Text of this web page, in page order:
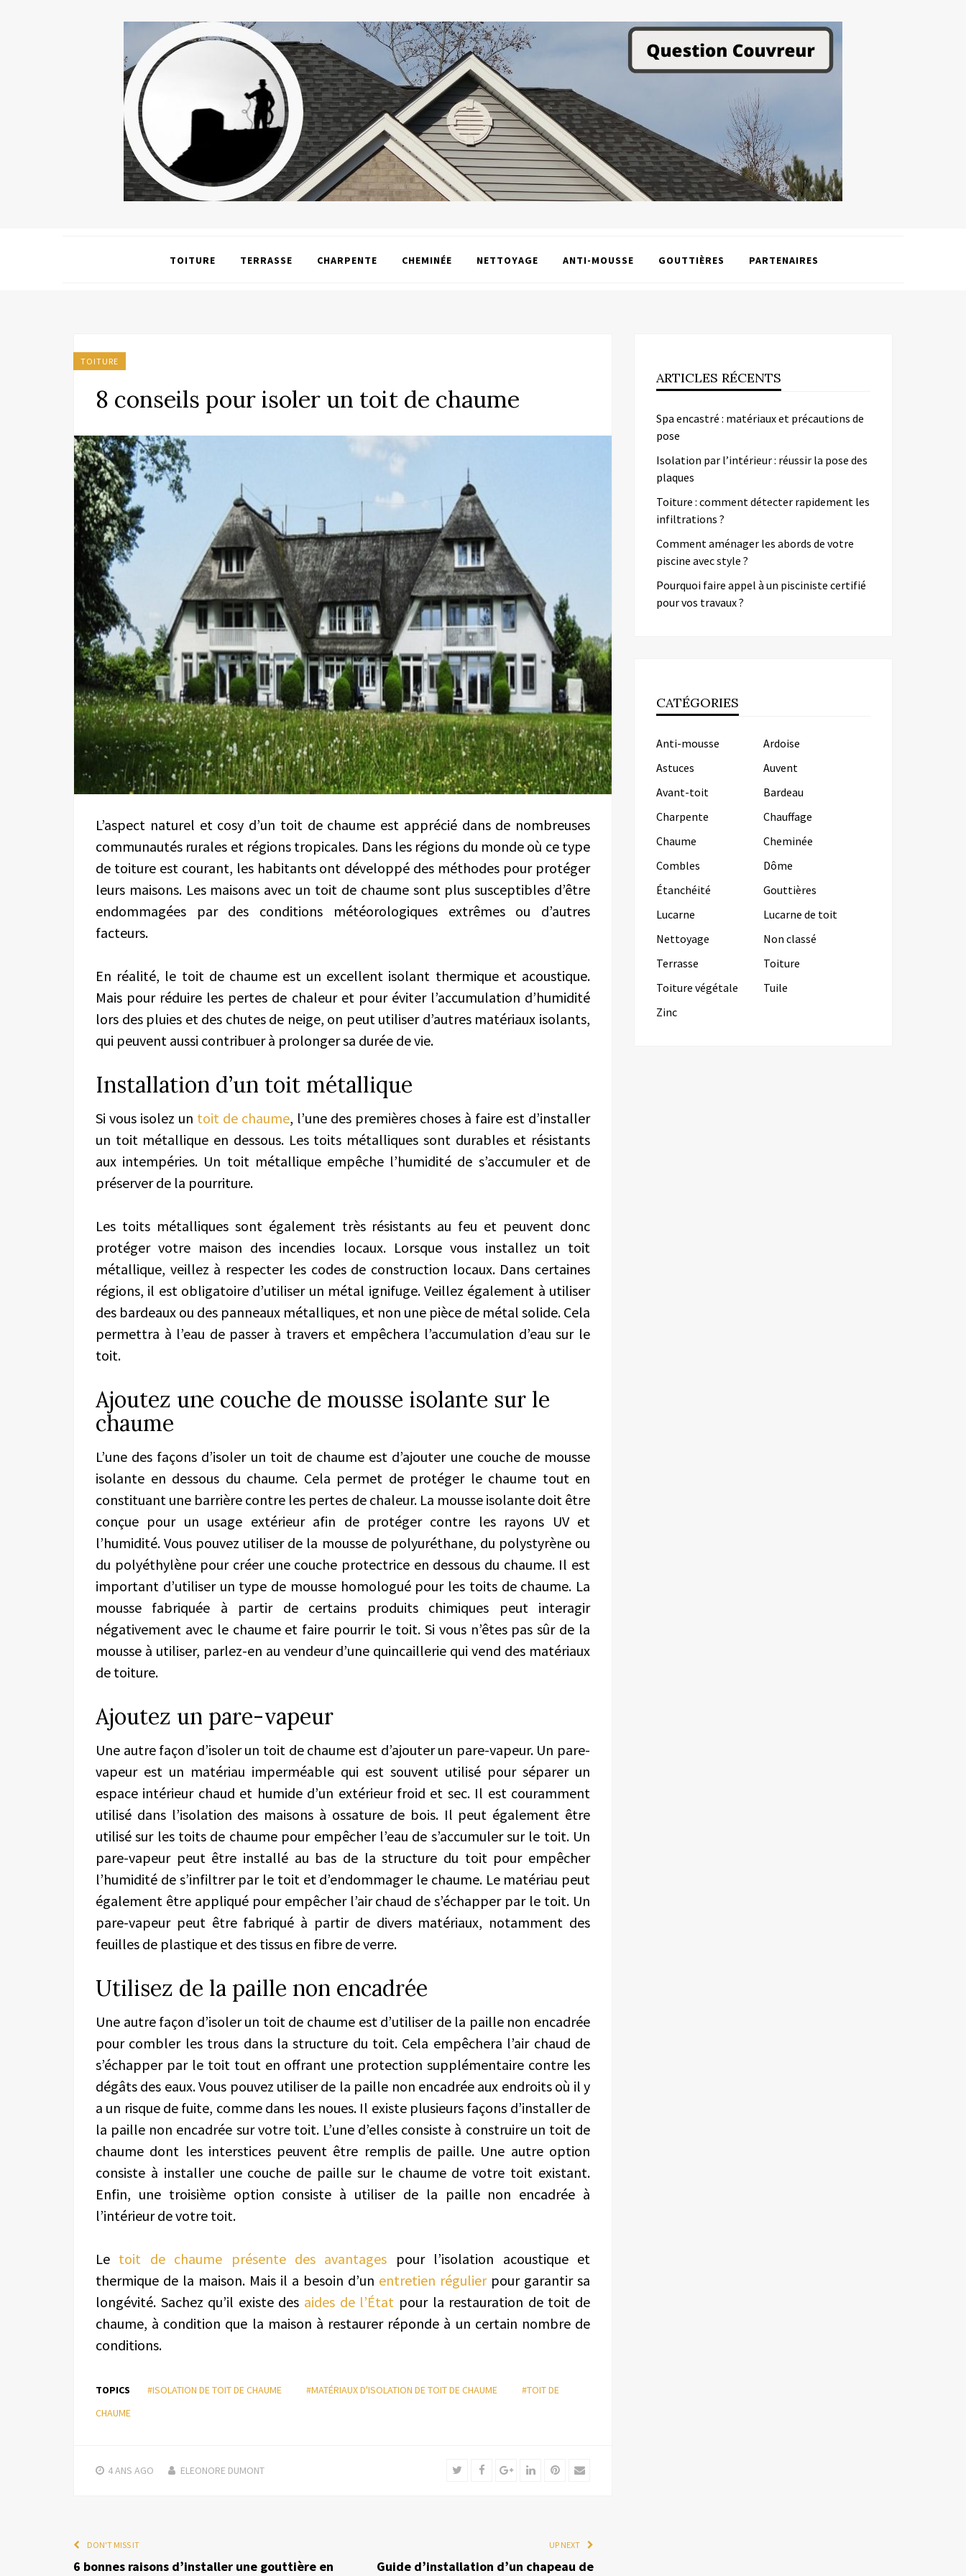
TOITURE TERRASSE CHARPENTE CHEMINÉE NETTOYAGE ANTI-MOUSSE GOUTTIÈRES PARTENAIRES
TOITURE
8 conseils pour isoler un toit de chaume
L’aspect naturel et cosy d’un toit de chaume est apprécié dans de nombreuses
communautés rurales et régions tropicales. Dans les régions du monde où ce type
de toiture est courant, les habitants ont développé des méthodes pour protéger
leurs maisons. Les maisons avec un toit de chaume sont plus susceptibles d’être
endommagées par des conditions météorologiques extrêmes ou d’autres
facteurs.
En réalité, le toit de chaume est un excellent isolant thermique et acoustique.
Mais pour réduire les pertes de chaleur et pour éviter l’accumulation d’humidité
lors des pluies et des chutes de neige, on peut utiliser d’autres matériaux isolants,
qui peuvent aussi contribuer à prolonger sa durée de vie.
Installation d’un toit métallique
Si vous isolez un toit de chaume, l’une des premières choses à faire est d’installer
un toit métallique en dessous. Les toits métalliques sont durables et résistants
aux intempéries. Un toit métallique empêche l’humidité de s’accumuler et de
préserver de la pourriture.
Les toits métalliques sont également très résistants au feu et peuvent donc
protéger votre maison des incendies locaux. Lorsque vous installez un toit
métallique, veillez à respecter les codes de construction locaux. Dans certaines
régions, il est obligatoire d’utiliser un métal ignifuge. Veillez également à utiliser
des bardeaux ou des panneaux métalliques, et non une pièce de métal solide. Cela
permettra à l’eau de passer à travers et empêchera l’accumulation d’eau sur le
toit.
Ajoutez une couche de mousse isolante sur le
chaume
L’une des façons d’isoler un toit de chaume est d’ajouter une couche de mousse
isolante en dessous du chaume. Cela permet de protéger le chaume tout en
constituant une barrière contre les pertes de chaleur. La mousse isolante doit être
conçue pour un usage extérieur afin de protéger contre les rayons UV et
l’humidité. Vous pouvez utiliser de la mousse de polyuréthane, du polystyrène ou
du polyéthylène pour créer une couche protectrice en dessous du chaume. Il est
important d’utiliser un type de mousse homologué pour les toits de chaume. La
mousse fabriquée à partir de certains produits chimiques peut interagir
négativement avec le chaume et faire pourrir le toit. Si vous n’êtes pas sûr de la
mousse à utiliser, parlez-en au vendeur d’une quincaillerie qui vend des matériaux
de toiture.
Ajoutez un pare-vapeur
Une autre façon d’isoler un toit de chaume est d’ajouter un pare-vapeur. Un pare-
vapeur est un matériau imperméable qui est souvent utilisé pour séparer un
espace intérieur chaud et humide d’un extérieur froid et sec. Il est couramment
utilisé dans l’isolation des maisons à ossature de bois. Il peut également être
utilisé sur les toits de chaume pour empêcher l’eau de s’accumuler sur le toit. Un
pare-vapeur peut être installé au bas de la structure du toit pour empêcher
l’humidité de s’infiltrer par le toit et d’endommager le chaume. Le matériau peut
également être appliqué pour empêcher l’air chaud de s’échapper par le toit. Un
pare-vapeur peut être fabriqué à partir de divers matériaux, notamment des
feuilles de plastique et des tissus en fibre de verre.
Utilisez de la paille non encadrée
Une autre façon d’isoler un toit de chaume est d’utiliser de la paille non encadrée
pour combler les trous dans la structure du toit. Cela empêchera l’air chaud de
s’échapper par le toit tout en offrant une protection supplémentaire contre les
dégâts des eaux. Vous pouvez utiliser de la paille non encadrée aux endroits où il y
a un risque de fuite, comme dans les noues. Il existe plusieurs façons d’installer de
la paille non encadrée sur votre toit. L’une d’elles consiste à construire un toit de
chaume dont les interstices peuvent être remplis de paille. Une autre option
consiste à installer une couche de paille sur le chaume de votre toit existant.
Enfin, une troisième option consiste à utiliser de la paille non encadrée à
l’intérieur de votre toit.
Le toit de chaume présente des avantages pour l’isolation acoustique et
thermique de la maison. Mais il a besoin d’un entretien régulierpour garantir sa
longévité. Sachez qu’il existe des aides de l’État pour la restauration de toit de
chaume, à condition que la maison à restaurer réponde à un certain nombre de
conditions.
TOPICS #ISOLATION DE TOIT DE CHAUME #MATÉRIAUX D'ISOLATION DE TOIT DE CHAUME
#TOIT DE
CHAUME
4 ANS AGO ELEONORE DUMONT TwitterFacebookGoogle+LinkedInPinterest
Email
DON'T MISS IT
6 bonnes raisons d’installer une gouttière en
UP NEXT
Guide d’installation d’un chapeau de
ARTICLES RÉCENTS
Spa encastré : matériaux et précautions de
pose
Isolation par l’intérieur : réussir la pose des
plaques
Toiture : comment détecter rapidement les
infiltrations ?
Comment aménager les abords de votre
piscine avec style ?
Pourquoi faire appel à un pisciniste certifié
pour vos travaux ?
CATÉGORIES
Anti-mousse
Ardoise
Astuces
Auvent
Avant-toit
Bardeau
Charpente
Chauffage
Chaume
Cheminée
Combles
Dôme
Étanchéité
Gouttières
Lucarne
Lucarne de toit
Nettoyage
Non classé
Terrasse
Toiture
Toiture végétale
Tuile
Zinc